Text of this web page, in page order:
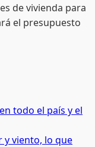
de vivienda para
el presupuesto
todo el país y el
y viento, lo que